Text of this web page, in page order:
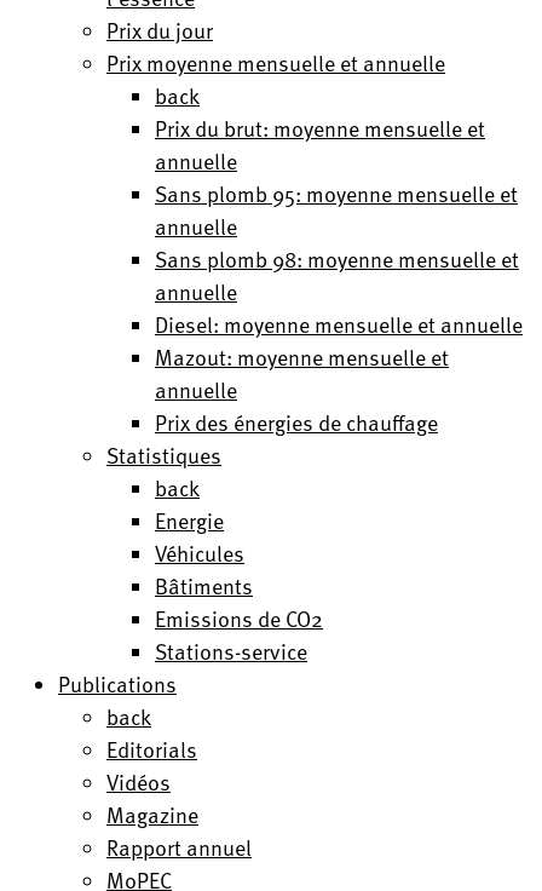
Prix du jour
Prix moyenne mensuelle et annuelle
back
Prix du brut: moyenne mensuelle et
annuelle
Sans plomb 95: moyenne mensuelle et
annuelle
Sans plomb 98: moyenne mensuelle et
annuelle
Diesel: moyenne mensuelle et annuelle
Mazout: moyenne mensuelle et
annuelle
Prix des énergies de chauffage
Statistiques
back
Energie
Véhicules
Bâtiments
Emissions de CO2
Stations-service
Publications
back
Editorials
Vidéos
Magazine
Rapport annuel
MoPEC